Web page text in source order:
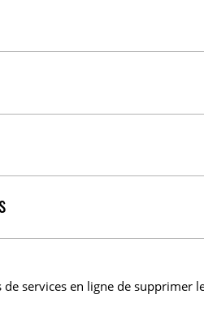
services en ligne de supprimer